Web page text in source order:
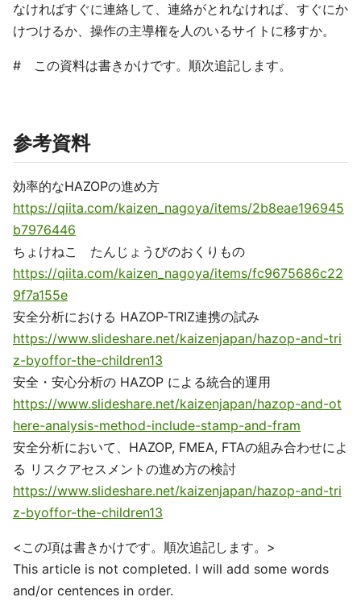
なければすぐに連絡して、連絡がとれなければ、すぐにか
けつけるか、操作の主導権を人のいるサイトに移すか。
# この資料は書きかけです。順次追記します。
参考資料
効率的なHAZOPの進め方
https://qiita.com/kaizen_nagoya/items/2b8eae196945
b7976446
ちょけねこ たんじょうびのおくりもの
https://qiita.com/kaizen_nagoya/items/fc9675686c22
9f7a155e
安全分析における HAZOP-TRIZ連携の試み
https://www.slideshare.net/kaizenjapan/hazop-and-tri
z-byoffor-the-children13
安全・安心分析の HAZOP による統合的運用
https://www.slideshare.net/kaizenjapan/hazop-and-ot
here-analysis-method-include-stamp-and-fram
安全分析において、HAZOP, FMEA, FTAの組み合わせによ
る リスクアセスメントの進め方の検討
https://www.slideshare.net/kaizenjapan/hazop-and-tri
z-byoffor-the-children13
<この項は書きかけです。順次追記します。>
This article is not completed. I will add some words
and/or centences in order.